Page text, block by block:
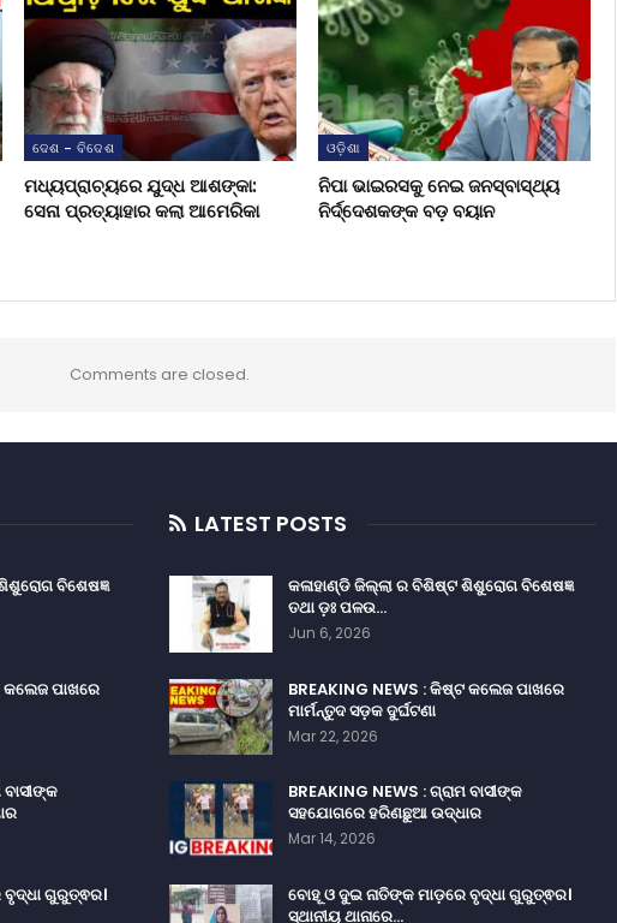
ଦେଶ - ବିଦେଶ
ମଧ୍ୟପ୍ରାଚ୍ୟରେ ଯୁଦ୍ଧ ଆଶଙ୍କା:
ସେନା ପ୍ରତ୍ୟାହାର କଲା ଆମେରିକା
ଓଡ଼ିଶା
ନିପା ଭାଇରସକୁ ନେଇ ଜନସ୍ବାସ୍ଥ୍ୟ
ନିର୍ଦ୍ଦେଶକଙ୍କ ବଡ଼ ବୟାନ
Comments are closed.
ବିଶେଷଜ୍ଞ
କଲେଜ ପାଖରେ
ବାସୀଙ୍କ
ଗୁରୁତ୍ଵର।
LATEST POSTS
କଳାହାଣ୍ଡି ଜିଲ୍ଲା ର ବିଶିଷ୍ଟ ଶିଶୁରୋଗ ବିଶେଷଜ୍ଞ
ତଥା ଡ଼ଃ ପଳଉ…
Jun 6, 2026
BREAKING NEWS : କିଷ୍ଟ କଲେଜ ପାଖରେ
ମାର୍ମନ୍ତୁଦ ସଡ଼କ ଦୁର୍ଘଟଣା
Mar 22, 2026
BREAKING NEWS : ଗ୍ରାମ ବାସୀଙ୍କ
ସହଯୋଗରେ ହରିଣଛୁଆ ଉଦ୍ଧାର
Mar 14, 2026
ବୋହୂ ଓ ଦୁଇ ନାତିଙ୍କ ମାଡ଼ରେ ବୃଦ୍ଧା ଗୁରୁତ୍ଵର।
ସ୍ଥାନୀୟ ଥାନାରେ…